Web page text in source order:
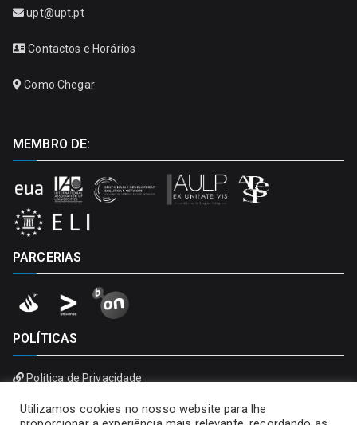
upt@upt.pt
Contactos e Horários
Como Chegar
MEMBRO DE:
PARCERIAS
POLÍTICAS
Política de Privacidade
Utilizamos cookies no nosso website para lhe